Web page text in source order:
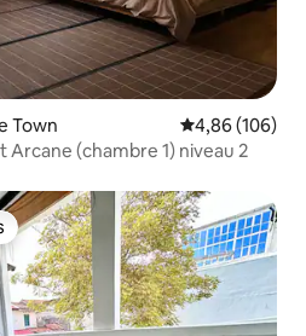
Town Évaluation
4,86 (106)
(chambre 1) niveau 2